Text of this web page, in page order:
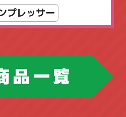
テーブル
スク ホウトク
スク
プレッサー
品一覧